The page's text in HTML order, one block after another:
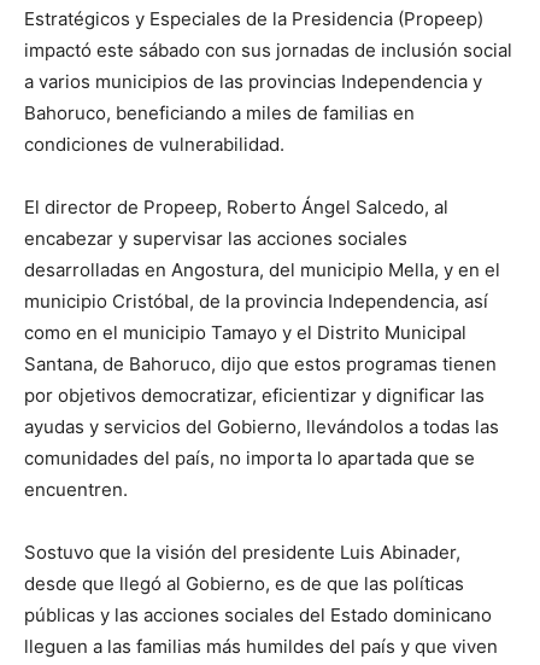
Estratégicos y Especiales de la Presidencia (Propeep)
impactó este sábado con sus jornadas de inclusión social
a varios municipios de las provincias Independencia y
Bahoruco, beneficiando a miles de familias en
condiciones de vulnerabilidad.
El director de Propeep, Roberto Ángel Salcedo, al
encabezar y supervisar las acciones sociales
desarrolladas en Angostura, del municipio Mella, y en el
municipio Cristóbal, de la provincia Independencia, así
como en el municipio Tamayo y el Distrito Municipal
Santana, de Bahoruco, dijo que estos programas tienen
por objetivos democratizar, eficientizar y dignificar las
ayudas y servicios del Gobierno, llevándolos a todas las
comunidades del país, no importa lo apartada que se
encuentren.
Sostuvo que la visión del presidente Luis Abinader,
desde que llegó al Gobierno, es de que las políticas
públicas y las acciones sociales del Estado dominicano
lleguen a las familias más humildes del país y que viven